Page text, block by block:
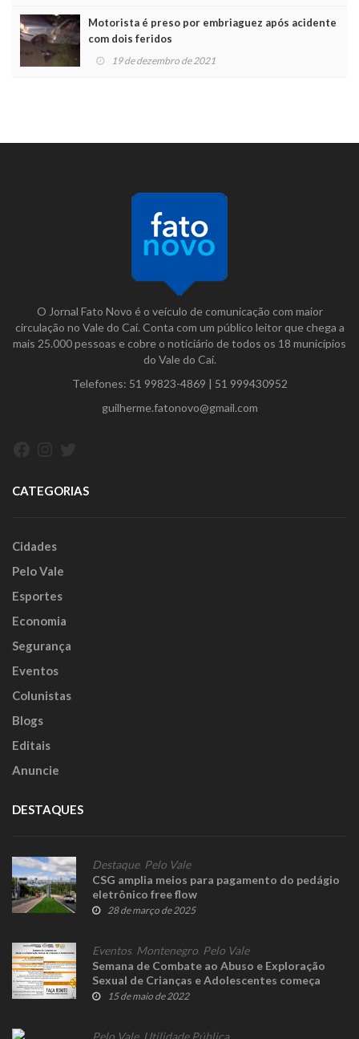
Motorista é preso por embriaguez após acidente
com dois feridos
19 de dezembro de 2021
O Jornal Fato Novo é o veículo de comunicação com maior
circulação no Vale do Caí. Conta com um público leitor que chega a
mais 25.000 pessoas e cobre o noticiário de todos os 18 municípios
do Vale do Caí.
Telefones: 51 99823-4869 | 51 999430952
guilherme.fatonovo@gmail.com
CATEGORIAS
Cidades
Pelo Vale
Esportes
Economia
Segurança
Eventos
Colunistas
Blogs
Editais
Anuncie
DESTAQUES
Destaque, Pelo Vale
CSG amplia meios para pagamento do pedágio
eletrônico free flow
28 de março de 2025
Eventos, Montenegro Pelo Vale
Semana de Combate ao Abuso e Exploração
Sexual de Crianças e Adolescentes começa
nesta segunda-feira
15 de maio de 2022
Pelo Vale, Utilidade Pública